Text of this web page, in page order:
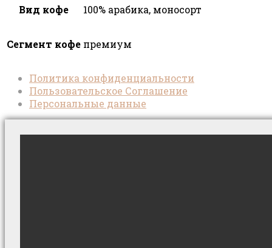
Вид кофе 100% арабика, моносорт
Сегмент кофе премиум
Политика конфиденциальности
Пользовательское Соглашение
Персональные данные